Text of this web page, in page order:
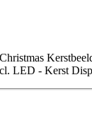
LED - Kerst